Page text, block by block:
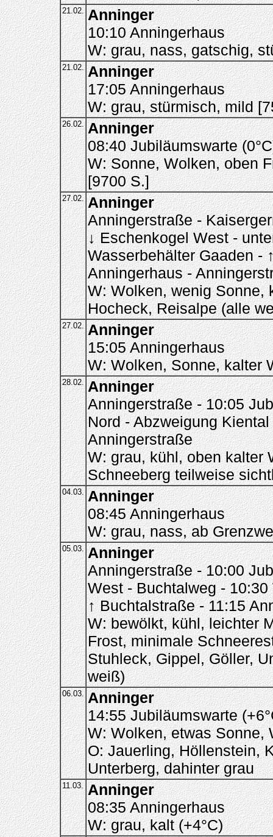
21.02. Anninger
10:10 Anningerhaus
W: grau, nass, gatschig,
21.02. Anninger
17:05 Anningerhaus
W: grau, stürmisch, mild
26.02. Anninger
08:40 Jubiläumswarte
W: Sonne, Wolken, oben
[9700 S.]
27.02. Anninger
Anningerstraße -
↓ Eschenkogel West -
Wasserbehälter Gaaden -
Anningerhaus -
W: Wolken, wenig Sonne,
Hocheck, Reisalpe (alle
27.02. Anninger
15:05 Anningerhaus
W: Wolken, Sonne, kalter
28.02. Anninger
Anningerstraße - 10:05
Nord - Abzweigung
Anningerstraße
W: grau, kühl, oben kalter
Schneeberg teilweise
04.03. Anninger
08:45 Anningerhaus
W: grau, nass, ab
05.03. Anninger
Anningerstraße - 10:00
West - Buchtalweg -
↑ Buchtalstraße - 11:15
W: bewölkt, kühl, leichter
Frost, minimale
Stuhleck, Gippel, Göller,
weiß)
06.03. Anninger
14:55 Jubiläumswarte
W: Wolken, etwas Sonne,
O: Jauerling, Höllenstein,
Unterberg, dahinter grau
11.03. Anninger
08:35 Anningerhaus
W: grau, kalt (+4°C)